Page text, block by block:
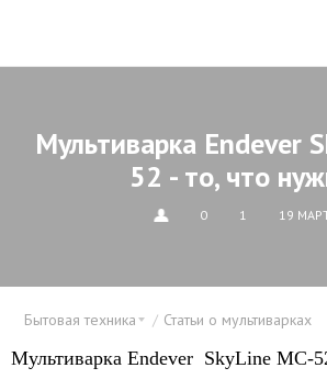
Мультиварка Endever
52 - то, что
0 1 19
Бытовая техника Статьи о мультиварках
Мультиварка Endever SkyLine MC-